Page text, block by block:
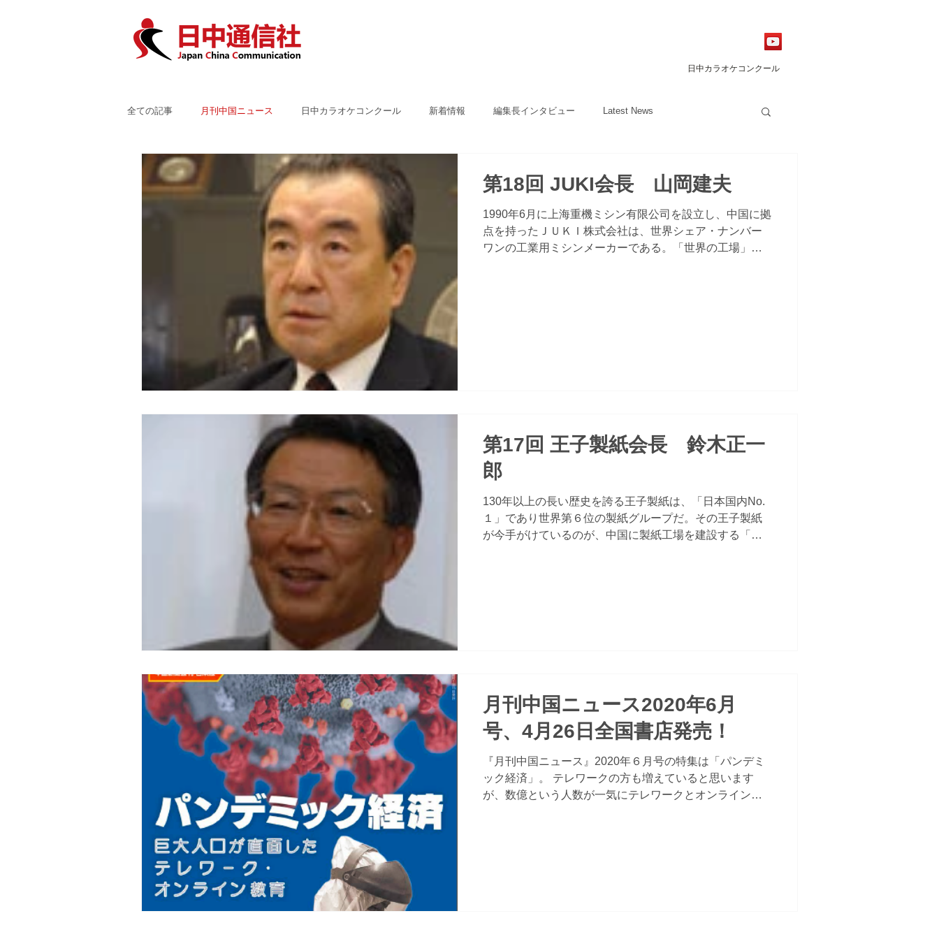
日中カラオケコンクール
全ての記事 月刊中国ニュース 日中カラオケコンクール 新着情報 編集長インタビュー Latest News
第18回 JUKI会長 山岡建夫
1990年6月に上海重機ミシン有限公司を設立し、中国に拠
点を持ったＪＵＫＩ株式会社は、世界シェア・ナンバー
ワンの工業用ミシンメーカーである。「世界の工場」と
第17回 王子製紙会長 鈴木正一
郎
130年以上の長い歴史を誇る王子製紙は、「日本国内No.
１」であり世界第６位の製紙グループだ。その王子製紙
が今手がけているのが、中国に製紙工場を建設する「南
月刊中国ニュース2020年6月
号、4月26日全国書店発売！
『月刊中国ニュース』2020年６月号の特集は「パンデミ
ック経済」。 テレワークの方も増えていると思います
が、数億という人数が一気にテレワークとオンライン学